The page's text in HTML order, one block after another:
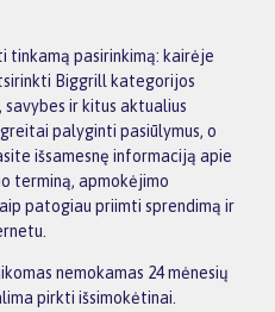
tinkamą pasirinkimą: kairėje
Biggrill kategorijos
ir kitus aktualius
palyginti pasiūlymus, o
išsamesnę informaciją apie
terminą, apmokėjimo
patogiau priimti sprendimą ir
nemokamas 24 mėnesių
pirkti išsimokėtinai.